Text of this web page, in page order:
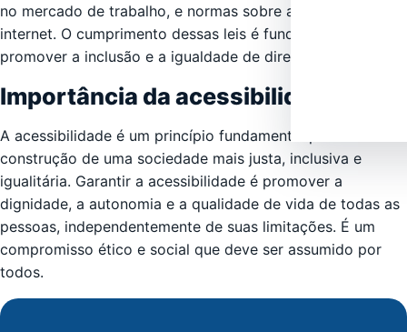
no mercado de trabalho, e normas sobre acessibilidade na
internet. O cumprimento dessas leis é fundamental para
promover a inclusão e a igualdade de direitos.
Importância da acessibilidade
A acessibilidade é um princípio fundamental para a
construção de uma sociedade mais justa, inclusiva e
igualitária. Garantir a acessibilidade é promover a
dignidade, a autonomia e a qualidade de vida de todas as
pessoas, independentemente de suas limitações. É um
compromisso ético e social que deve ser assumido por
todos.